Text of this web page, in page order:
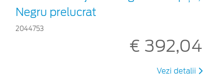
Negru prelucrat
2044753
€ 392,04
Vezi detalii